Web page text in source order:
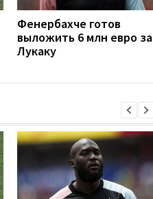
Фенербахче готов
выложить 6 млн евро за
Лукаку